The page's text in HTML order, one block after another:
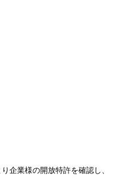
企業様の開放特許を確認し、